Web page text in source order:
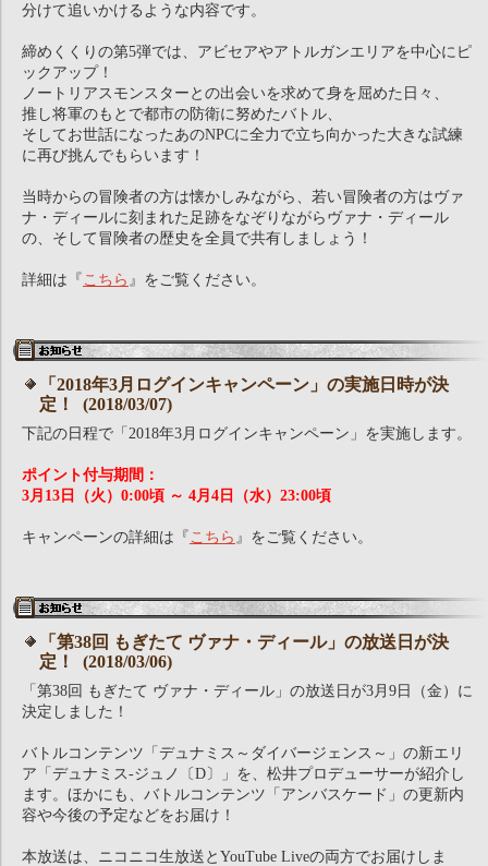
分けて追いかけるような内容です。
締めくくりの第5弾では、アビセアやアトルガンエリアを中心にピ
ックアップ！
ノートリアスモンスターとの出会いを求めて身を屈めた日々、
推し将軍のもとで都市の防衛に努めたバトル、
そしてお世話になったあのNPCに全力で立ち向かった大きな試練
に再び挑んでもらいます！
当時からの冒険者の方は懐かしみながら、若い冒険者の方はヴァ
ナ・ディールに刻まれた足跡をなぞりながらヴァナ・ディール
の、そして冒険者の歴史を全員で共有しましょう！
詳細は『 こちら 』をご覧ください。
「2018年3月ログインキャンペーン」の実施日時が決
定！ (2018/03/07)
下記の日程で「2018年3月ログインキャンペーン」を実施します。
ポイント付与期間：
3月13日（火）0:00頃 ～ 4月4日（水）23:00頃
キャンペーンの詳細は『 こちら 』をご覧ください。
「第38回 もぎたて ヴァナ・ディール」の放送日が決
定！ (2018/03/06)
「第38回 もぎたて ヴァナ・ディール」の放送日が3月9日（金）に
決定しました！
バトルコンテンツ「デュナミス～ダイバージェンス～」の新エリ
ア「デュナミス-ジュノ〔D〕」を、松井プロデューサーが紹介し
ます。ほかにも、バトルコンテンツ「アンバスケード」の更新内
容や今後の予定などをお届け！
本放送は、ニコニコ生放送とYouTube Liveの両方でお届けしま